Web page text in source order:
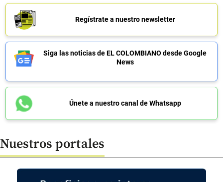
Regístrate a nuestro newsletter
Siga las noticias de EL COLOMBIANO desde Google
News
Únete a nuestro canal de Whatsapp
Nuestros portales